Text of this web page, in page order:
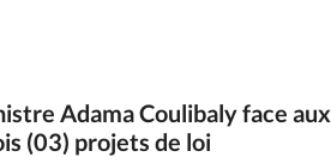
Adama Coulibaly face aux
(03) projets de loi